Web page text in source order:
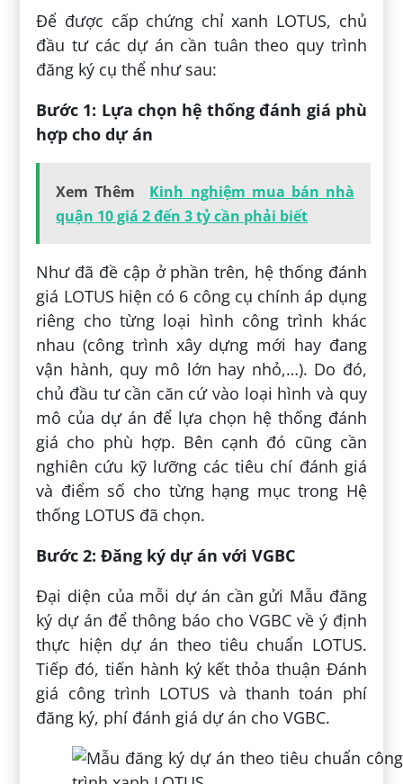
Để được cấp chứng chỉ xanh LOTUS, chủ
đầu tư các dự án cần tuân theo quy trình
đăng ký cụ thể như sau:
Bước 1: Lựa chọn hệ thống đánh giá phù
hợp cho dự án
Xem Thêm
Kinh nghiệm mua bán nhà
quận 10 giá 2 đến 3 tỷ cần phải biết
Như đã đề cập ở phần trên, hệ thống đánh
giá LOTUS hiện có 6 công cụ chính áp dụng
riêng cho từng loại hình công trình khác
nhau (công trình xây dựng mới hay đang
vận hành, quy mô lớn hay nhỏ,…). Do đó,
chủ đầu tư cần căn cứ vào loại hình và quy
mô của dự án để lựa chọn hệ thống đánh
giá cho phù hợp. Bên cạnh đó cũng cần
nghiên cứu kỹ lưỡng các tiêu chí đánh giá
và điểm số cho từng hạng mục trong Hệ
thống LOTUS đã chọn.
Bước 2: Đăng ký dự án với VGBC
Đại diện của mỗi dự án cần gửi Mẫu đăng
ký dự án để thông báo cho VGBC về ý định
thực hiện dự án theo tiêu chuẩn LOTUS.
Tiếp đó, tiến hành ký kết thỏa thuận Đánh
giá công trình LOTUS và thanh toán phí
đăng ký, phí đánh giá dự án cho VGBC.